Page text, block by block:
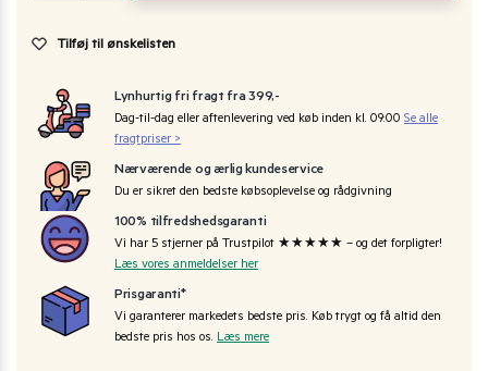
Tilføj til ønskelisten
Lynhurtig fri fragt fra 399,-
Dag-til-dag eller aftenlevering ved køb inden kl. 09:00 Se alle
fragtpriser >
Nærværende og ærlig kundeservice
Du er sikret den bedste købsoplevelse og rådgivning
100% tilfredshedsgaranti
Vi har 5 stjerner på Trustpilot ★★★★★ – og det forpligter!
Læs vores anmeldelser her
Prisgaranti*
Vi garanterer markedets bedste pris. Køb trygt og få altid den
bedste pris hos os. Læs mere